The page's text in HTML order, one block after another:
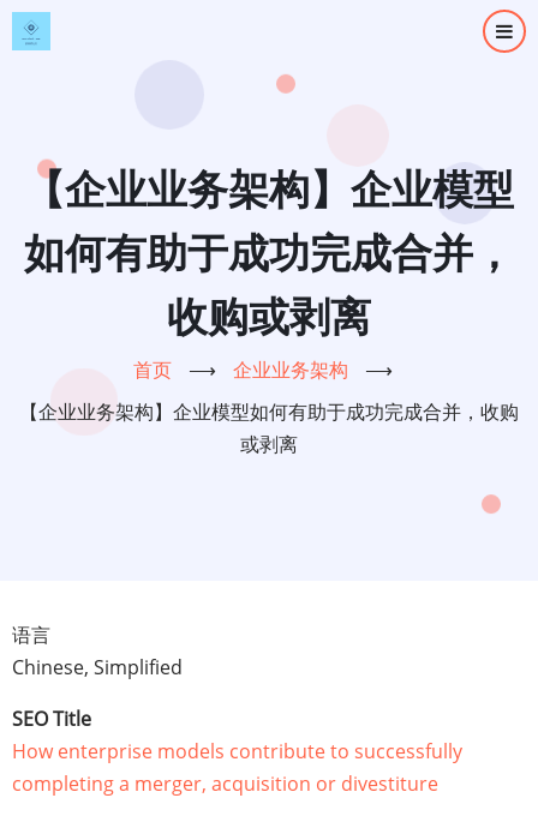
跳
转
【企业业务架构】企业模型
如何有助于成功完成合并，
收购或剥离
首页 ⟶ 企业业务架构
⟶
【企业业务架构】企业模型如何有助于成功完成合并，收购
或剥离
语言
Chinese, Simplified
SEO Title
How enterprise models contribute to successfully
completing a merger, acquisition or divestiture